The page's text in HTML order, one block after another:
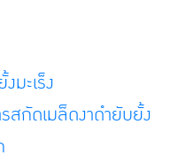
มะเร็ง
กัดเมล็ดงาดำยับยั้ง